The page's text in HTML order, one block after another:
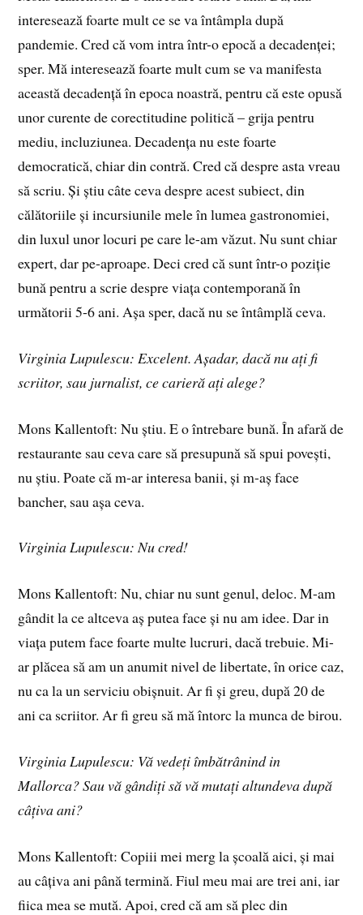
interesează foarte mult ce se va întâmpla după
pandemie. Cred că vom intra într-o epocă a decadenței;
sper. Mă interesează foarte mult cum se va manifesta
această decadență în epoca noastră, pentru că este opusă
unor curente de corectitudine politică – grija pentru
mediu, incluziunea. Decadența nu este foarte
democratică, chiar din contră. Cred că despre asta vreau
să scriu. Și știu câte ceva despre acest subiect, din
călătoriile și incursiunile mele în lumea gastronomiei,
din luxul unor locuri pe care le-am văzut. Nu sunt chiar
expert, dar pe-aproape. Deci cred că sunt într-o poziție
bună pentru a scrie despre viața contemporană în
următorii 5-6 ani. Așa sper, dacă nu se întâmplă ceva.
Virginia Lupulescu: Excelent. Așadar, dacă nu ați fi
scriitor, sau jurnalist, ce carieră ați alege?
Mons Kallentoft: Nu știu. E o întrebare bună. În afară de
restaurante sau ceva care să presupună să spui povești,
nu știu. Poate că m-ar interesa banii, și m-aș face
bancher, sau așa ceva.
Virginia Lupulescu: Nu cred!
Mons Kallentoft: Nu, chiar nu sunt genul, deloc. M-am
gândit la ce altceva aș putea face și nu am idee. Dar in
viața putem face foarte multe lucruri, dacă trebuie. Mi-
ar plăcea să am un anumit nivel de libertate, în orice caz,
nu ca la un serviciu obișnuit. Ar fi și greu, după 20 de
ani ca scriitor. Ar fi greu să mă întorc la munca de birou.
Virginia Lupulescu: Vă vedeți îmbătrânind in
Mallorca? Sau vă gândiți să vă mutați altundeva după
câțiva ani?
Mons Kallentoft: Copiii mei merg la școală aici, și mai
au câțiva ani până termină. Fiul meu mai are trei ani, iar
fiica mea se mută. Apoi, cred că am să plec din